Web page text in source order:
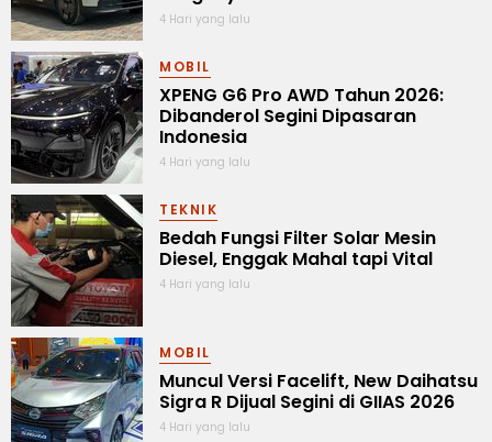
4 Hari yang lalu
MOBIL
XPENG G6 Pro AWD Tahun 2026:
Dibanderol Segini Dipasaran
Indonesia
4 Hari yang lalu
TEKNIK
Bedah Fungsi Filter Solar Mesin
Diesel, Enggak Mahal tapi Vital
4 Hari yang lalu
MOBIL
Muncul Versi Facelift, New Daihatsu
Sigra R Dijual Segini di GIIAS 2026
4 Hari yang lalu